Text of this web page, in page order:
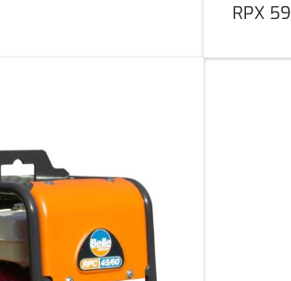
RPX 59